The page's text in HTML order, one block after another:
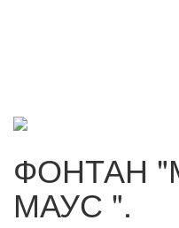
ФОНТАН
МАУС ".